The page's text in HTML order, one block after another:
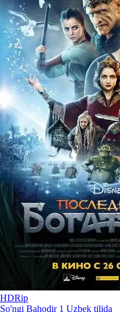
HDRip
So'ngi Bahodir 1 Uzbek tilida